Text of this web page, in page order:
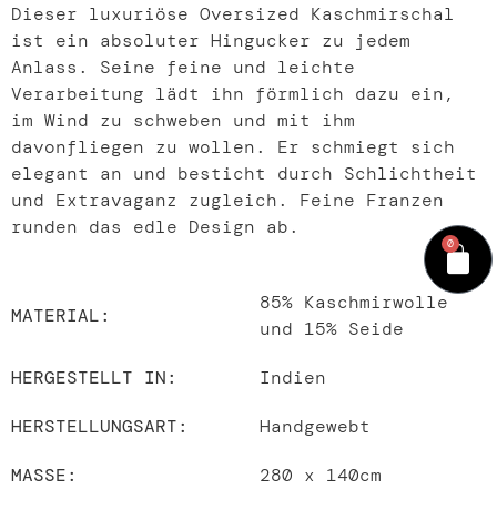
0
Dieser luxuriöse Oversized Kaschmirschal
ist ein absoluter Hingucker zu jedem
Anlass. Seine feine und leichte
Verarbeitung lädt ihn förmlich dazu ein,
im Wind zu schweben und mit ihm
davonfliegen zu wollen. Er schmiegt sich
elegant an und besticht durch Schlichtheit
und Extravaganz zugleich. Feine Franzen
runden das edle Design ab.
MATERIAL:
85% Kaschmirwolle
und 15% Seide
HERGESTELLT IN: Indien
HERSTELLUNGSART: Handgewebt
MASSE: 280 x 140cm